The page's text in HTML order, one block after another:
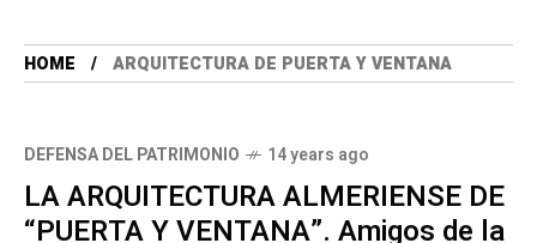
HOME ARQUITECTURA DE PUERTA Y VENTANA
DEFENSA DEL PATRIMONIO 14 years ago
LA ARQUITECTURA ALMERIENSE DE
“PUERTA Y VENTANA”. Amigos de la